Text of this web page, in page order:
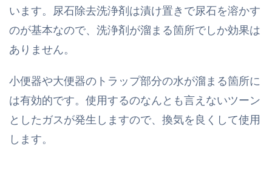
います。尿石除去洗浄剤は漬け置きで尿石を溶かす
のが基本なので、洗浄剤が溜まる箇所でしか効果は
ありません。
小便器や大便器のトラップ部分の水が溜まる箇所に
は有効的です。使用するのなんとも言えないツーン
としたガスが発生しますので、換気を良くして使用
します。